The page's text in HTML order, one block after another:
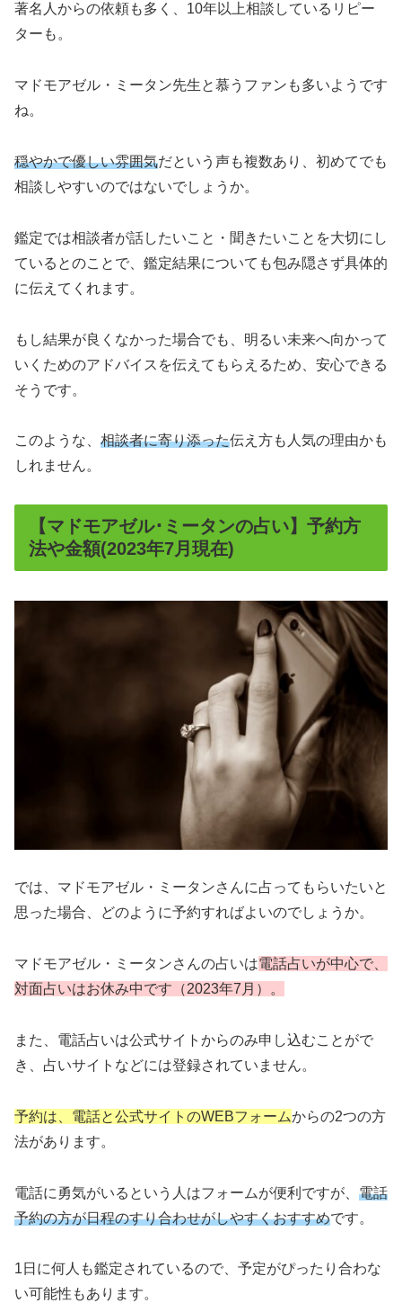
著名人からの依頼も多く、10年以上相談しているリピー
ターも。
マドモアゼル・ミータン先生と慕うファンも多いようです
ね。
穏やかで優しい雰囲気だという声も複数あり、初めてでも
相談しやすいのではないでしょうか。
鑑定では相談者が話したいこと・聞きたいことを大切にし
ているとのことで、鑑定結果についても包み隠さず具体的
に伝えてくれます。
もし結果が良くなかった場合でも、明るい未来へ向かって
いくためのアドバイスを伝えてもらえるため、安心できる
そうです。
このような、 相談者に寄り添った伝え方も人気の理由かも
しれません。
【マドモアゼル･ミータンの占い】予約方
法や金額(2023年7月現在)
では、マドモアゼル・ミータンさんに占ってもらいたいと
思った場合、どのように予約すればよいのでしょうか。
マドモアゼル・ミータンさんの占いは電話占いが中心で、
対面占いはお休み中です（2023年7月）。
また、電話占いは公式サイトからのみ申し込むことがで
き、占いサイトなどには登録されていません。
予約は、電話と公式サイトのWEBフォームからの2つの方
法があります。
電話に勇気がいるという人はフォームが便利ですが、 電話
予約の方が日程のすり合わせがしやすくおすすめです。
1日に何人も鑑定されているので、予定がぴったり合わな
い可能性もあります。